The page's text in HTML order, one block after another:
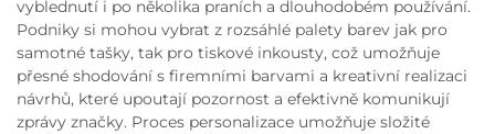
vyblednutí i po několika praních a dlouhodobém používání.
Podniky si mohou vybrat z rozsáhlé palety barev jak pro
samotné tašky, tak pro tiskové inkousty, což umožňuje
přesné shodování s firemními barvami a kreativní realizaci
návrhů, které upoutají pozornost a efektivně komunikují
zprávy značky. Proces personalizace umožňuje složité